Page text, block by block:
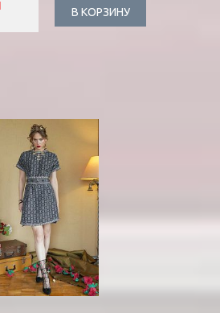
В КОРЗИНУ